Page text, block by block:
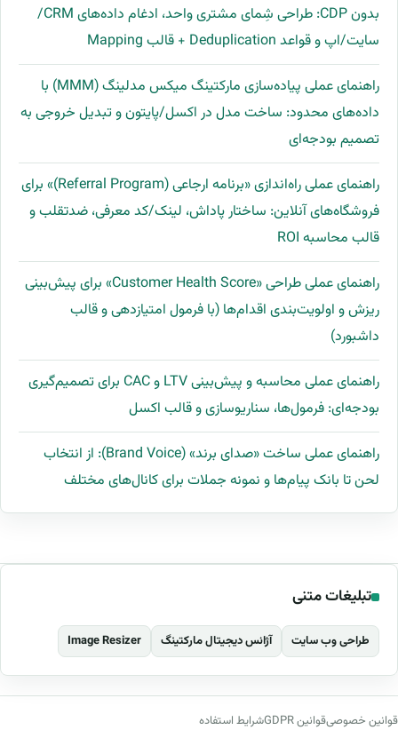
بدون CDP: طراحی شِمای مشتری واحد، ادغام داده‌های CRM/
سایت/اپ و قواعد Deduplication + قالب Mapping
راهنمای عملی پیاده‌سازی مارکتینگ میکس مدلینگ (MMM) با
داده‌های محدود: ساخت مدل در اکسل/پایتون و تبدیل خروجی به
تصمیم بودجه‌ای
راهنمای عملی راه‌اندازی «برنامه ارجاعی (Referral Program)» برای
فروشگاه‌های آنلاین: ساختار پاداش، لینک/کد معرفی، ضدتقلب و
قالب محاسبه ROI
راهنمای عملی طراحی «Customer Health Score» برای پیش‌بینی
ریزش و اولویت‌بندی اقدام‌ها (با فرمول امتیازدهی و قالب
داشبورد)
راهنمای عملی محاسبه و پیش‌بینی LTV و CAC برای تصمیم‌گیری
بودجه‌ای: فرمول‌ها، سناریوسازی و قالب اکسل
راهنمای عملی ساخت «صدای برند» (Brand Voice): از انتخاب
لحن تا بانک پیام‌ها و نمونه جملات برای کانال‌های مختلف
تبلیغات متنی
طراحی وب سایت آژانس دیجیتال مارکتینگ Image Resizer
قوانین خصوصیقوانین GDPR شرایط استفاده